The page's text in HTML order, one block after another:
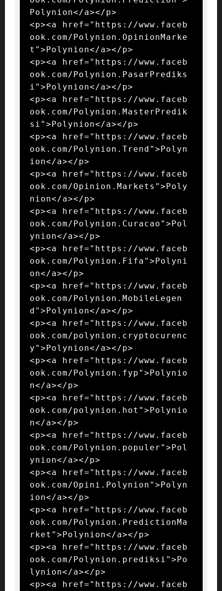
Polynion</a></p>
<p><a href="https://www.faceb
ook.com/Polynion.OpinionMarke
t">Polynion</a></p>
<p><a href="https://www.faceb
ook.com/Polynion.PasarPrediks
i">Polynion</a></p>
<p><a href="https://www.faceb
ook.com/Polynion.MasterPredik
si">Polynion</a></p>
<p><a href="https://www.faceb
ook.com/Polynion.Trend">Polyn
ion</a></p>
<p><a href="https://www.faceb
ook.com/Opinion.Markets">Poly
nion</a></p>
<p><a href="https://www.faceb
ook.com/Polynion.Curacao">Pol
ynion</a></p>
<p><a href="https://www.faceb
ook.com/Polynion.Fifa">Polyni
on</a></p>
<p><a href="https://www.faceb
ook.com/Polynion.MobileLegen
d">Polynion</a></p>
<p><a href="https://www.faceb
ook.com/polynion.cryptocurenc
y">Polynion</a></p>
<p><a href="https://www.faceb
ook.com/Polynion.fyp">Polynio
n</a></p>
<p><a href="https://www.faceb
ook.com/polynion.hot">Polynio
n</a></p>
<p><a href="https://www.faceb
ook.com/Polynion.populer">Pol
ynion</a></p>
<p><a href="https://www.faceb
ook.com/Opini.Polynion">Polyn
ion</a></p>
<p><a href="https://www.faceb
ook.com/Polynion.PredictionMa
rket">Polynion</a></p>
<p><a href="https://www.faceb
ook.com/Polynion.prediksi">Po
lynion</a></p>
<p><a href="https://www.faceb